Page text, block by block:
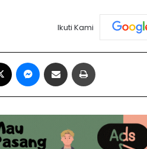
Ikuti Kami
Messenger
Share via Email